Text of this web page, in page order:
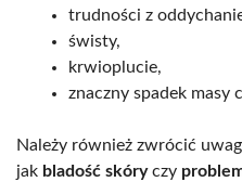
trudności z
świsty,
krwioplucie,
znaczny spadek masy
Należy również zwrócić
jak bladość skóryczy